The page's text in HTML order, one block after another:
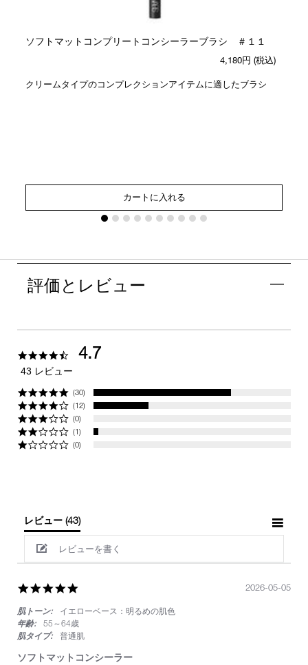
ソフトマットコンプリートコンシーラーブラシ ＃１１
4,180円 (税込)
クリームタイプのコンプレクションアイテムに適したブラシ
カートに入れる
評価とレビュー
4.74.7
43 レビュー
(30)
(12)
(0)
(1)
(0)
レビュー (43)
レビューを書く
rating
肌トーン:
イエローベース：明るめの肌色
年齢:
55～64歳
肌タイプ:
普通肌
ソフトマットコンシーラー
2026-05-05